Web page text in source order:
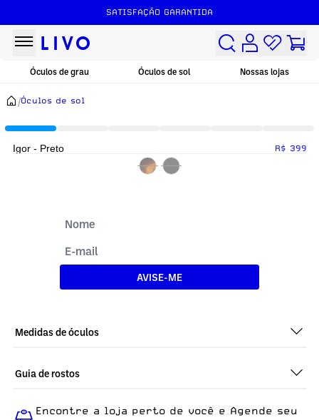
SATISFAÇÃO GARANTIDA
Óculos de grau Óculos de sol Nossas lojas
/Óculos de sol
Igor - Preto R$ 399
AVISE-ME
Medidas de óculos
Guia de rostos
quem busca um óculos confortável para o dia a dia.
Encontre a loja perto de você e Agende seu